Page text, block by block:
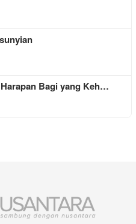
Bagi yang Keh…